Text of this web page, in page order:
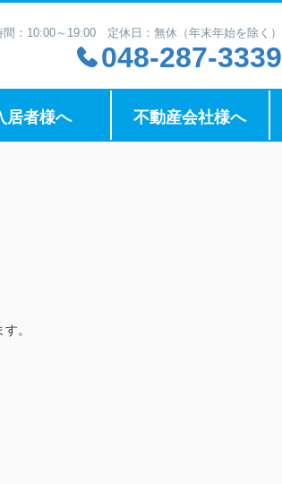
間：10:00～19:00 定休日：無休（年末年始を除く）
048-287-3339
居者様へ 不動産会社様へ
。